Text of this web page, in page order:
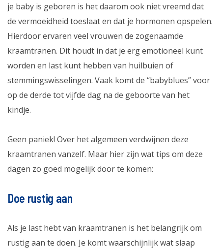
je baby is geboren is het daarom ook niet vreemd dat
de vermoeidheid toeslaat en dat je hormonen opspelen.
Hierdoor ervaren veel vrouwen de zogenaamde
kraamtranen. Dit houdt in dat je erg emotioneel kunt
worden en last kunt hebben van huilbuien of
stemmingswisselingen. Vaak komt de “babyblues” voor
op de derde tot vijfde dag na de geboorte van het
kindje.
Geen paniek! Over het algemeen verdwijnen deze
kraamtranen vanzelf. Maar hier zijn wat tips om deze
dagen zo goed mogelijk door te komen:
Doe rustig aan
Als je last hebt van kraamtranen is het belangrijk om
rustig aan te doen. Je komt waarschijnlijk wat slaap